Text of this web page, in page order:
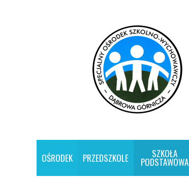
OŚRODEK PRZEDSZKOLE SZKOŁA
PODSTAWOWA